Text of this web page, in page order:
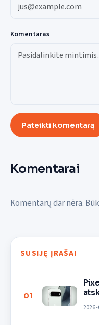
Komentaras
Pateikti komentarą
Komentarai
Komentarų dar nėra.
SUSIJĘ ĮRAŠAI
01